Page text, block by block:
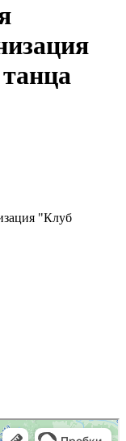
"Клуб